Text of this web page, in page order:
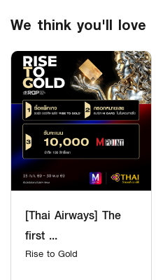
We think you'll love
[Thai Airways] The
first ...
Rise to Gold